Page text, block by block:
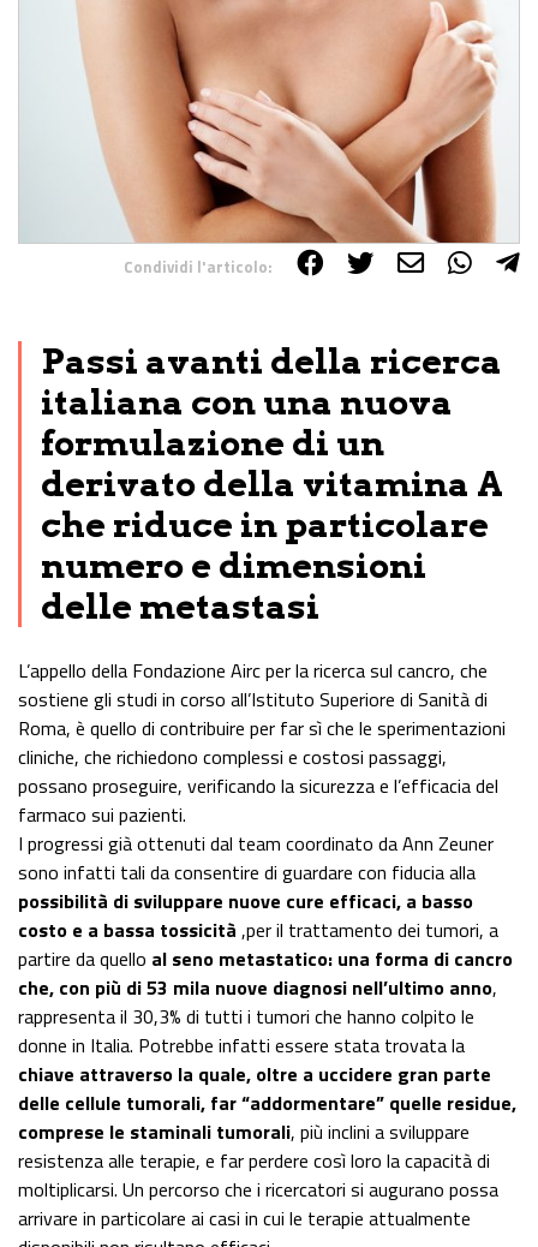
Condividi l'articolo:
Passi avanti della ricerca
italiana con una nuova
formulazione di un
derivato della vitamina A
che riduce in particolare
numero e dimensioni
delle metastasi
L’appello della Fondazione Airc per la ricerca sul cancro, che
sostiene gli studi in corso all’Istituto Superiore di Sanità di
Roma, è quello di contribuire per far sì che le sperimentazioni
cliniche, che richiedono complessi e costosi passaggi,
possano proseguire, verificando la sicurezza e l’efficacia del
farmaco sui pazienti.
I progressi già ottenuti dal team coordinato da Ann Zeuner
sono infatti tali da consentire di guardare con fiducia alla
possibilità di sviluppare nuove cure efficaci, a basso
costo e a bassa tossicità ,per il trattamento dei tumori, a
partire da quello al seno metastatico: una forma di cancro
che, con più di 53 mila nuove diagnosi nell’ultimo anno,
rappresenta il 30,3% di tutti i tumori che hanno colpito le
donne in Italia. Potrebbe infatti essere stata trovata la
chiave attraverso la quale, oltre a uccidere gran parte
delle cellule tumorali, far “addormentare” quelle residue,
comprese le staminali tumorali, più inclini a sviluppare
resistenza alle terapie, e far perdere così loro la capacità di
moltiplicarsi. Un percorso che i ricercatori si augurano possa
arrivare in particolare ai casi in cui le terapie attualmente